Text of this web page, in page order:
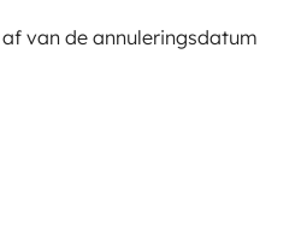
van de annuleringsdatum